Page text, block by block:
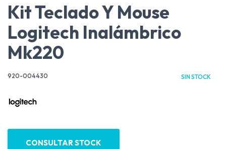
Kit Teclado Y Mouse
Logitech Inalámbrico
Mk220
920-004430 SIN STOCK
CONSULTAR STOCK